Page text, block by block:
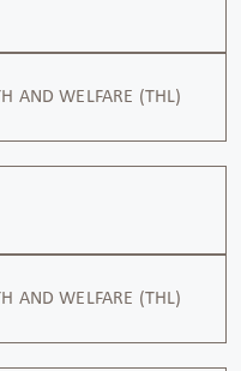
AND WELFARE (THL)
AND WELFARE (THL)